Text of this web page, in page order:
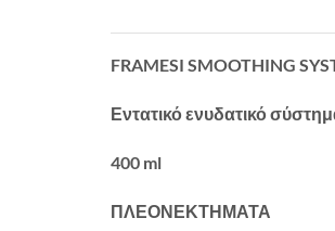
FRAMESI SMOOTHING
Εντατικό ενυδατικό
400 ml
ΠΛΕΟΝΕΚΤΗΜΑΤΑ